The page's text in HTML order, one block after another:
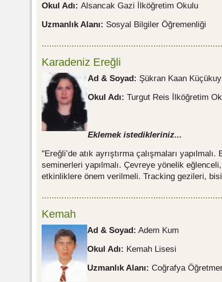
Okul Adı: Alsancak Gazi İlköğretim Okulu
Uzmanlık Alanı: Sosyal Bilgiler Öğremenliği
Karadeniz Ereğli
Ad & Soyad: Şükran Kaan
Okul Adı: Turgut Reis İlköğretim
Eklemek istedikleriniz...
"Ereğli’de atık ayrıştırma çalışmaları
seminerleri yapılmalı. Çevreye yönelik
etkinliklere önem verilmeli. Tracking gezileri,
Kemah
Ad & Soyad: Adem Kum
Okul Adı: Kemah Lisesi
Uzmanlık Alanı: Coğrafya